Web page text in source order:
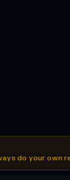
do your own